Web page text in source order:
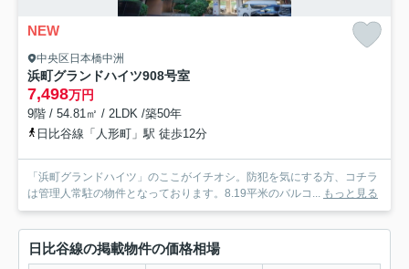
NEW
中央区日本橋中洲
浜町グランドハイツ908号室
7,498万円
9階 / 54.81㎡ / 2LDK /築50年
日比谷線「人形町」駅 徒歩12分
「浜町グランドハイツ」のここがイチオシ。防犯を気にする方、コチラ
は管理人常駐の物件となっております。8.19平米のバルコ... もっと見る
日比谷線の掲載物件の価格相場